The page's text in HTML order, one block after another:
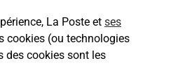
La Poste et ses
cookies (ou technologies
des cookies sont les
une
?